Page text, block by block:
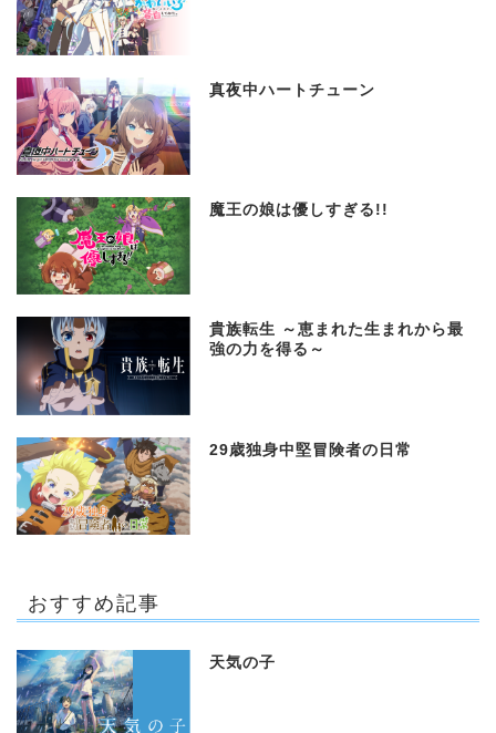
真夜中ハートチューン
魔王の娘は優しすぎる!!
貴族転生 ～恵まれた生まれから最
強の力を得る～
29歳独身中堅冒険者の日常
おすすめ記事
天気の子